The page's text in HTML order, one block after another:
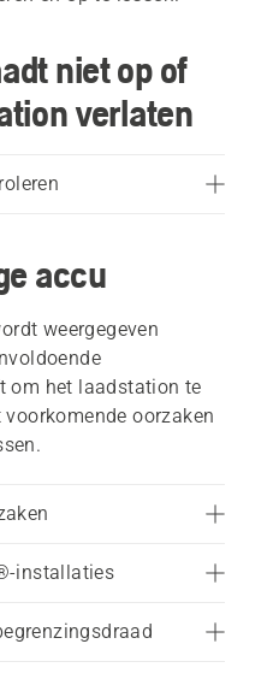
niet op of
verlaten
accu
weergegeven
om het laadstation te
oorzaken
installaties